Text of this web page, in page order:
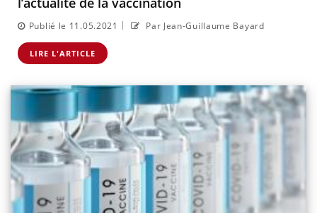
Publié le 11.05.2021 | Par Jean-Guillaume Bayard
LIRE L'ARTICLE